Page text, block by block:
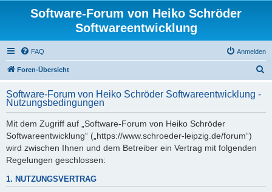
Software-Forum von Heiko Schröder
Softwareentwicklung
FAQ Anmelden
Foren-Übersicht
h
Software-Forum von Heiko Schröder Softwareentwicklung -
Nutzungsbedingungen
Mit dem Zugriff auf „Software-Forum von Heiko Schröder
Softwareentwicklung“ („https://www.schroeder-leipzig.de/forum“)
wird zwischen Ihnen und dem Betreiber ein Vertrag mit folgenden
Regelungen geschlossen:
1. NUTZUNGSVERTRAG